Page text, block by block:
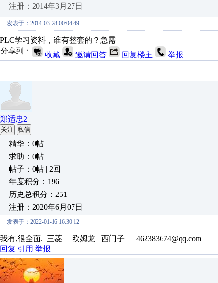
注册：2014年3月27日
发表于：2014-03-28 00:04:49
PLC学习资料，谁有整套的？急需
分享到：
收藏 邀请回答 回复楼主 举报
郑适忠2
关注 私信
精华：0帖
求助：0帖
帖子：0帖 | 2回
年度积分：196
历史总积分：251
注册：2020年6月07日
发表于：2022-01-16 16:30:12
我有,很全面. 三菱 欧姆龙 西门子 462383674@qq.com
回复 引用 举报